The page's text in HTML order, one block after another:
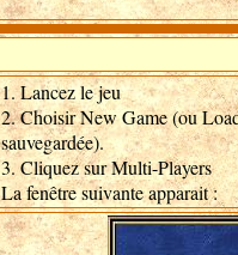
1. Lancez le jeu
2. Choisir New Game (ou
sauvegardée).
3. Cliquez sur Multi-Players
La fenêtre suivante apparait :